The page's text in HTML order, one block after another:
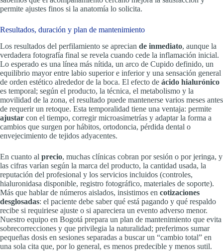
permite ajustes finos si la anatomía lo solicita.
Resultados, duración y plan de mantenimiento
Los resultados del perfilamiento se aprecian de inmediato, aunque la
verdadera fotografía final se revela cuando cede la inflamación inicial.
Lo esperado es una línea más nítida, un arco de Cupido definido, un
equilibrio mayor entre labio superior e inferior y una sensación general
de orden estético alrededor de la boca. El efecto de ácido hialurónico
es temporal; según el producto, la técnica, el metabolismo y la
movilidad de la zona, el resultado puede mantenerse varios meses antes
de requerir un retoque. Esta temporalidad tiene una ventaja: permite
ajustar con el tiempo, corregir microasimetrías y adaptar la forma a
cambios que surgen por hábitos, ortodoncia, pérdida dental o
envejecimiento de tejidos adyacentes.
En cuanto al precio, muchas clínicas cobran por sesión o por jeringa, y
las cifras varían según la marca del producto, la cantidad usada, la
reputación del profesional y los servicios incluidos (controles,
hialuronidasa disponible, registro fotográfico, materiales de soporte).
Más que hablar de números aislados, insistimos en cotizaciones
desglosadas: el paciente debe saber qué está pagando y qué respaldo
recibe si requiriese ajuste o si apareciera un evento adverso menor.
Nuestro equipo en Bogotá prepara un plan de mantenimiento que evita
sobrecorrecciones y que privilegia la naturalidad; preferimos sumar
pequeñas dosis en sesiones separadas a buscar un “cambio total” en
una sola cita que, por lo general, es menos predecible y menos sutil.